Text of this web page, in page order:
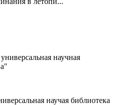
научная
научая библиотека